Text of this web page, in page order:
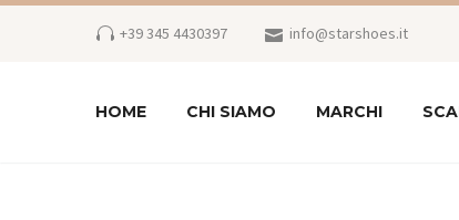
+39 345 4430397 info@starshoes.it
HOME CHI SIAMO MARCHI